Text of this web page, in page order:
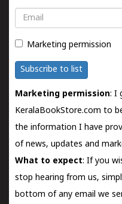
Email
Marketing permission
Subscribe to list
Marketing permission: I
KeralaBookStore.com to
the information I have
of news, updates and
What to expect: If you
stop hearing from us,
bottom of any email we